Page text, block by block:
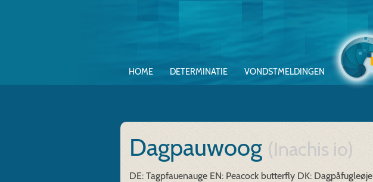
HOME DETERMINATIE VONDSTMELDINGEN
Dagpauwoog (Inachis io)
DE: Tagpfauenauge EN: Peacock butterfly DK: Dagpåfugleøje